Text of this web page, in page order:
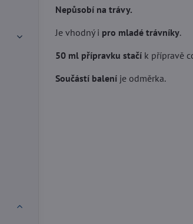
Nepůsobí na trávy.
Je vhodný i pro mladé trávníky.
50 ml přípravku stačí k přípravě
Součástí balení je odměrka.